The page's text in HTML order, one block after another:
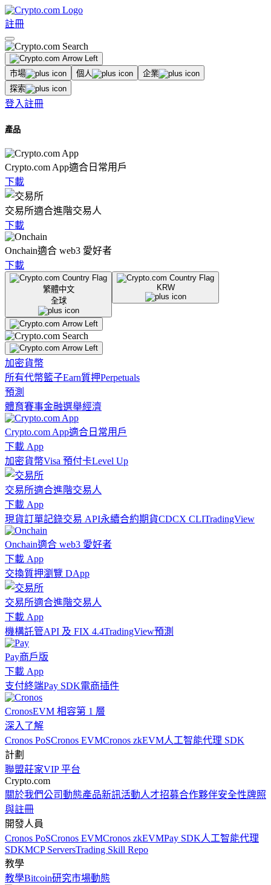
註冊
市場 個人
企業
探索
登入註冊
產品
Crypto.com App適合日常用戶
下載
交易所適合進階交易人
下載
Onchain適合 web3 愛好者
下載
繁體中文
全球
KRW
加密貨幣
所有代幣籃子Earn質押Perpetuals
預測
體育賽事金融選舉經濟
Crypto.com App適合日常用戶
下載 App
加密貨幣Visa 預付卡Level Up
交易所適合進階交易人
下載 App
現貨訂單記錄交易 API永續合約期貨CDCX CLITradingView
Onchain適合 web3 愛好者
下載 App
交換質押瀏覽 DApp
交易所適合進階交易人
下載 App
機構託管API 及 FIX 4.4TradingView預測
Pay商戶版
下載 App
支付終端Pay SDK電商插件
CronosEVM 相容第 1 層
深入了解
Cronos PoSCronos EVMCronos zkEVM人工智能代理 SDK
計劃
聯盟莊家VIP 平台
Crypto.com
關於我們公司動態產品新訊活動人才招募合作夥伴安全性牌照
與註冊
開發人員
Cronos PoSCronos EVMCronos zkEVMPay SDK人工智能代理
SDKMCP ServersTrading Skill Repo
教學
教學Bitcoin研究市場動態